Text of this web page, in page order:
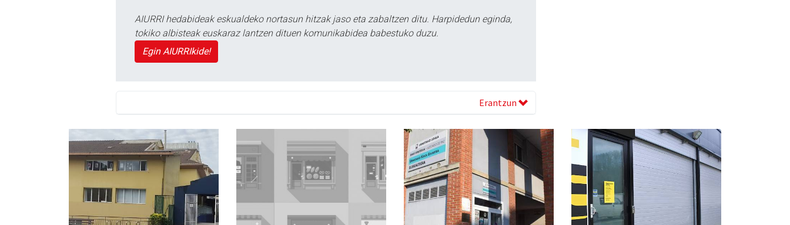
AIURRI hedabideak eskualdeko nortasun hitzak jaso eta zabaltzen ditu. Harpidedun eginda,
tokiko albisteak euskaraz lantzen dituen komunikabidea babestuko duzu.
Egin AIURRIkide!
Erantzun